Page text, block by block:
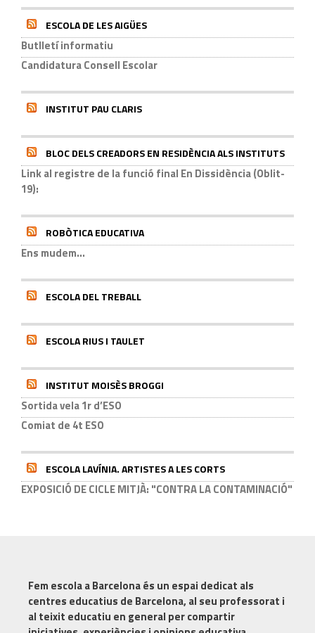
ESCOLA DE LES AIGÜES
Butlletí informatiu
Candidatura Consell Escolar
INSTITUT PAU CLARIS
BLOC DELS CREADORS EN RESIDÈNCIA ALS INSTITUTS
Link al registre de la funció final En Dissidència (Oblit-
19):
ROBÒTICA EDUCATIVA
Ens mudem...
ESCOLA DEL TREBALL
ESCOLA RIUS I TAULET
INSTITUT MOISÈS BROGGI
Sortida vela 1r d’ESO
Comiat de 4t ESO
ESCOLA LAVÍNIA. ARTISTES A LES CORTS
EXPOSICIÓ DE CICLE MITJÀ: "CONTRA LA CONTAMINACIÓ"
Fem escola a Barcelonaés un espai dedicat als
centres educatius de Barcelona, al seu professorat i
al teixit educatiu en general per compartir